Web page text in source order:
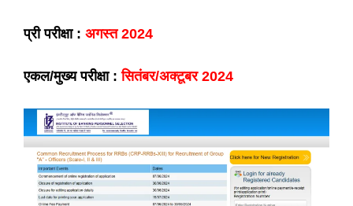
प्री परीक्षा : अगस्त 2024
एकल/मुख्य परीक्षा : सितंबर/अक्टूबर 2024